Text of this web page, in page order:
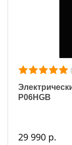
P06HGB
29 990 р.